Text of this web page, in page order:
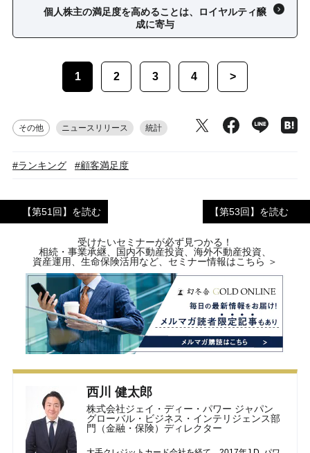
個人株主の満足度を高めることは、ロイヤルティ醸
成に寄与
1 2 3 4 >
その他 ニュースリリース 統計
#ランキング #顧客満足度
【第51回】を読む 【第53回】を読む
受けたいセミナーが必ず見つかる！
相続・事業承継、国内不動産投資、海外不動産投資、
資産運用、生命保険活用など、セミナー情報はこちら ＞
西川 健太郎
株式会社ジェイ・ディー・パワー ジャパン
グローバル・ビジネス・インテリジェンス部
門（金融・保険）ディレクター